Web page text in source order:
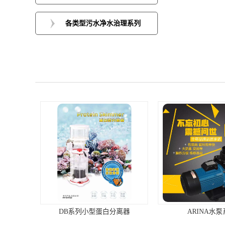
各类型污水净水治理系列
DB系列小型蛋白分离器 ARINA水泵系列